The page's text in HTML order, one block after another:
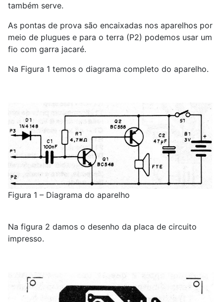
também serve.
As pontas de prova são encaixadas nos aparelhos por
meio de plugues e para o terra (P2) podemos usar um
fio com garra jacaré.
Na Figura 1 temos o diagrama completo do aparelho.
Figura 1 – Diagrama do aparelho
Na figura 2 damos o desenho da placa de circuito
impresso.